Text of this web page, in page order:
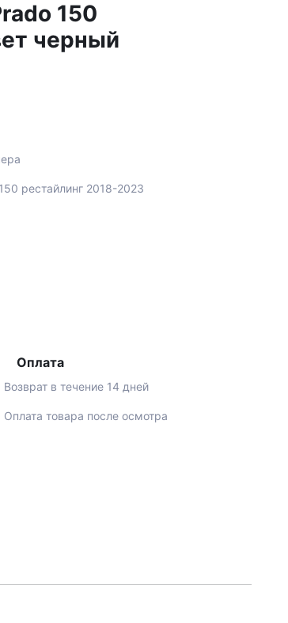
150
черный
рестайлинг 2018-2023
Оплата
Возврат в течение 14 дней
Оплата товара после осмотра